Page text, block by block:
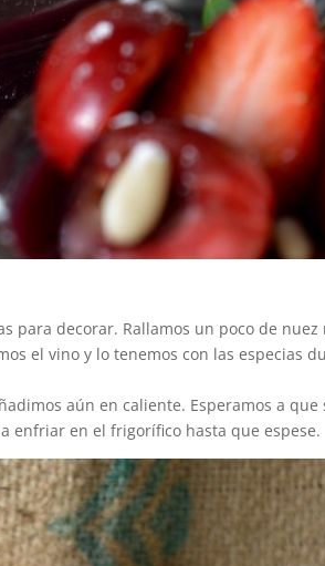
para decorar. Rallamos un poco de nuez
el vino y lo tenemos con las especias
aún en caliente. Esperamos a que
enfriar en el frigorífico hasta que espese.